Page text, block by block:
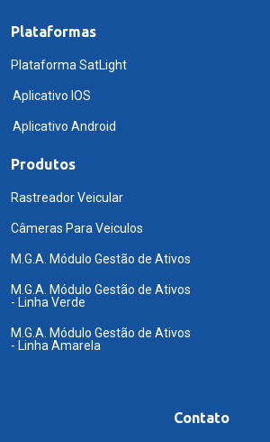
Plataformas
Plataforma SatLight
Aplicativo IOS
Aplicativo Android
Produtos
Rastreador Veicular
Câmeras Para Veiculos
M.G.A. Módulo Gestão de Ativos
M.G.A. Módulo Gestão de Ativos
- Linha Verde
M.G.A. Módulo Gestão de Ativos
- Linha Amarela
Contato